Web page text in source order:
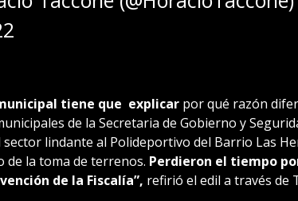
tiene que explicarpor qué razón
de la Secretaria de Gobierno y
sector lindante al Polideportivo del Barrio Las
de la toma de terrenos. Perdieron el tiempo
de la Fiscalía”, refirió el edil a través de